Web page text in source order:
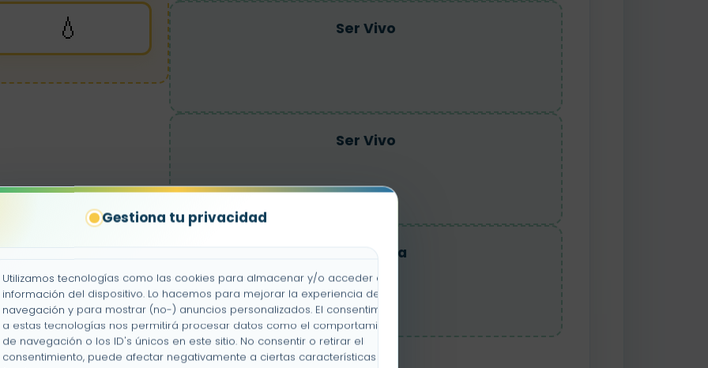
Gestiona tu privacidad
Utilizamos tecnologías como las cookies para almacenar y/o acceder a la
información del dispositivo. Lo hacemos para mejorar la experiencia de
navegación y para mostrar (no-) anuncios personalizados. El consentimiento
a estas tecnologías nos permitirá procesar datos como el comportamiento
de navegación o los ID's únicos en este sitio. No consentir o retirar el
consentimiento, puede afectar negativamente a ciertas características y
💧
Ser Vivo
Ser Vivo
Naturaleza